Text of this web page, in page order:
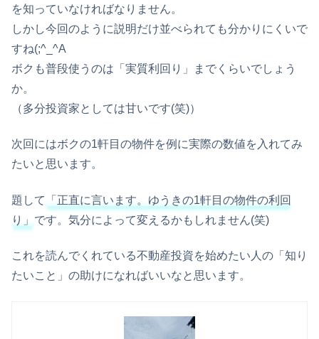
を知っていなければなりません。
しかし今回のように説明だけ並べられても分かりにくいで
すね(;^_^A
ボクも普段使うのは「実質利回り」までくらいでしょう
か。
（多分投資家としては甘いです(笑)）
次回にはボクの1軒目の物件を例に実際の数値を入れてみ
たいと思います。
題して
「正直に言います。ゆうきの1軒目の物件の利回
り」 です。気分によって変えるかもしれません(笑)
これを読んでくれている不動産投資を始めたい人の「知り
たいこと」の助けになればいいなと思います。